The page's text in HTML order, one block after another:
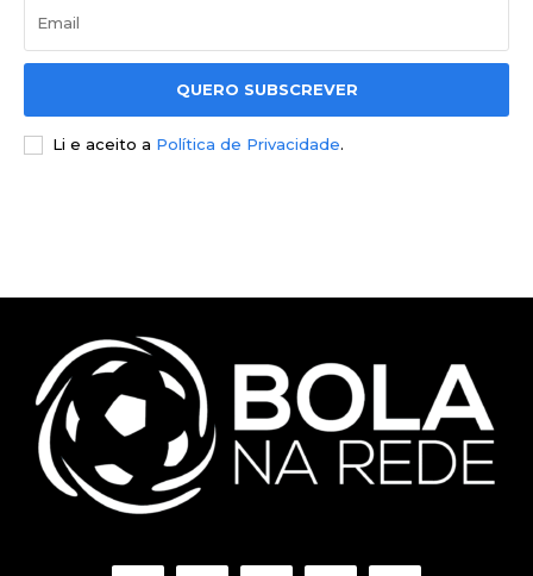
QUERO SUBSCREVER
Li e aceito a Política de Privacidade.